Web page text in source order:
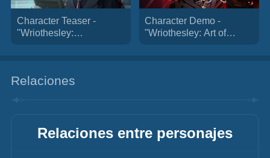
Character Teaser -
"Wriothesley:
Character Demo -
"Wriothesley: Art of
Relaciones
Relaciones entre personajes